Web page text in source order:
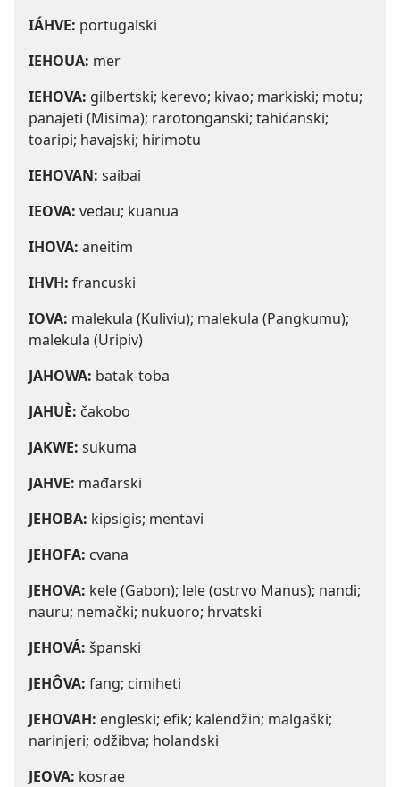
IÁHVE: portugalski
IEHOUA: mer
IEHOVA: gilbertski; kerevo; kivao; markiski; motu;
panajeti (Misima); rarotonganski; tahićanski;
toaripi; havajski; hirimotu
IEHOVAN: saibai
IEOVA: vedau; kuanua
IHOVA: aneitim
IHVH: francuski
IOVA: malekula (Kuliviu); malekula (Pangkumu);
malekula (Uripiv)
JAHOWA: batak-toba
JAHUÈ: čakobo
JAKWE: sukuma
JAHVE: mađarski
JEHOBA: kipsigis; mentavi
JEHOFA: cvana
JEHOVA: kele (Gabon); lele (ostrvo Manus); nandi;
nauru; nemački; nukuoro; hrvatski
JEHOVÁ: španski
JEHÔVA: fang; cimiheti
JEHOVAH: engleski; efik; kalendžin; malgaški;
narinjeri; odžibva; holandski
JEOVA: kosrae